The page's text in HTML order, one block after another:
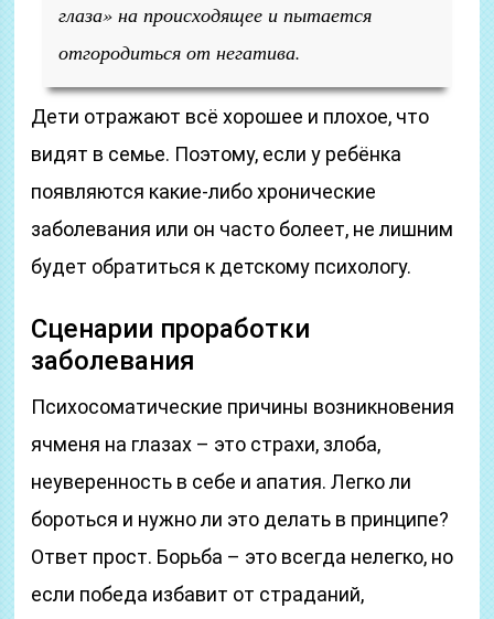
глаза» на происходящее и пытается
отгородиться от негатива.
Дети отражают всё хорошее и плохое, что
видят в семье. Поэтому, если у ребёнка
появляются какие-либо хронические
заболевания или он часто болеет, не лишним
будет обратиться к детскому психологу.
Сценарии проработки
заболевания
Психосоматические причины возникновения
ячменя на глазах – это страхи, злоба,
неуверенность в себе и апатия. Легко ли
бороться и нужно ли это делать в принципе?
Ответ прост. Борьба – это всегда нелегко, но
если победа избавит от страданий,